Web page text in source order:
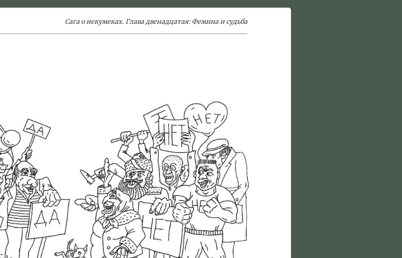
Сага о некумеках. Глава двенадцатая: Фемина и судьба